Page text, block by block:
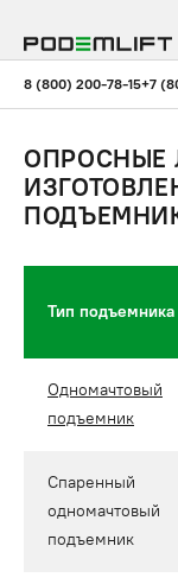
8 (800) 200-78-15+7
ОПРОСНЫЕ
Тип подъемника
Одномачтовый
подъемник
Спаренный
одномачтовый
подъемник